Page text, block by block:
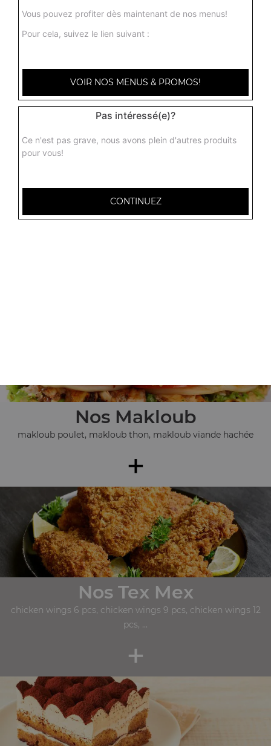
Nos Paninis
panini jambon, panini poulet, panini saumon, ...
+
Nos Makloub
makloub poulet, makloub thon, makloub viande hachée
+
Nos Tex Mex
chicken wings 6 pcs, chicken wings 9 pcs, chicken wings 12
pcs, ...
+
Vous pouvez profiter dès maintenant de nos menus!
Pour cela, suivez le lien suivant :
VOIR NOS MENUS & PROMOS!
Pas intéressé(e)?
Ce n'est pas grave, nous avons plein d'autres produits
pour vous!
CONTINUEZ